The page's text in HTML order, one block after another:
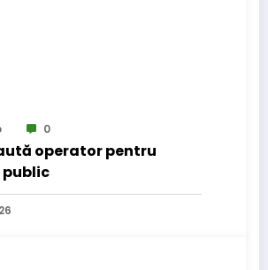
0
operator pentru